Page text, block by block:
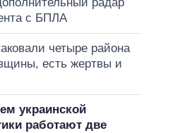
радар
с БПЛА
четыре района
есть жертвы и
украинской
работают две